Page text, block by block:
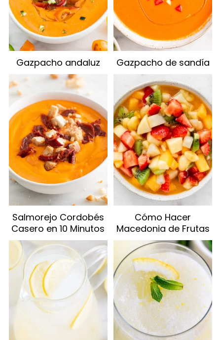
Gazpacho andaluz Gazpacho de sandía
Salmorejo Cordobés
Casero en 10 Minutos
Cómo Hacer
Macedonia de Frutas